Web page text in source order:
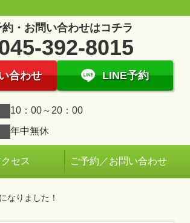
約・お問い合わせはコチラ
392-8015
合わせ LINE予約
10：00～20：00
年中無休
セス ご予約／お問い合わせ
なりました！